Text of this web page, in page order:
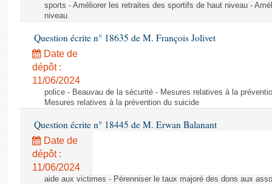
sports - Améliorer les retraites des sportifs de haut niveau -
niveau
Question écrite n° 18635 de M. François Jolivet
Date de
dépôt :
11/06/2024
police - Beauvau de la sécurité - Mesures relatives à la
Mesures relatives à la prévention du suicide
Question écrite n° 18445 de M. Erwan Balanant
Date de
dépôt :
11/06/2024
aide aux victimes - Pérenniser le taux majoré des dons aux